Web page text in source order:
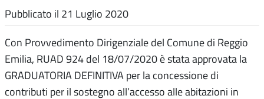
Pubblicato il 21 Luglio 2020
Con Provvedimento Dirigenziale del Comune di Reggio
Emilia, RUAD 924 del 18/07/2020 è stata approvata la
GRADUATORIA DEFINITIVA per la concessione di
contributi per il sostegno all’accesso alle abitazioni in